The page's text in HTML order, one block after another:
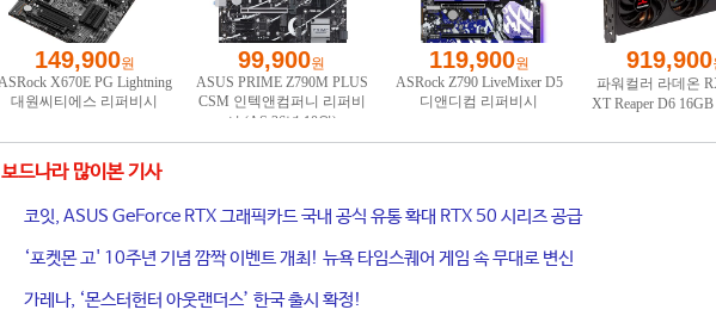
보드나라 많이본 기사
코잇, ASUS GeForce RTX 그래픽카드 국내 공식 유통 확대 RTX 50 시리즈 공급
‘포켓몬 고' 10주년 기념 깜짝 이벤트 개최! 뉴욕 타임스퀘어 게임 속 무대로 변신
가레나, ‘몬스터헌터 아웃랜더스’ 한국 출시 확정!